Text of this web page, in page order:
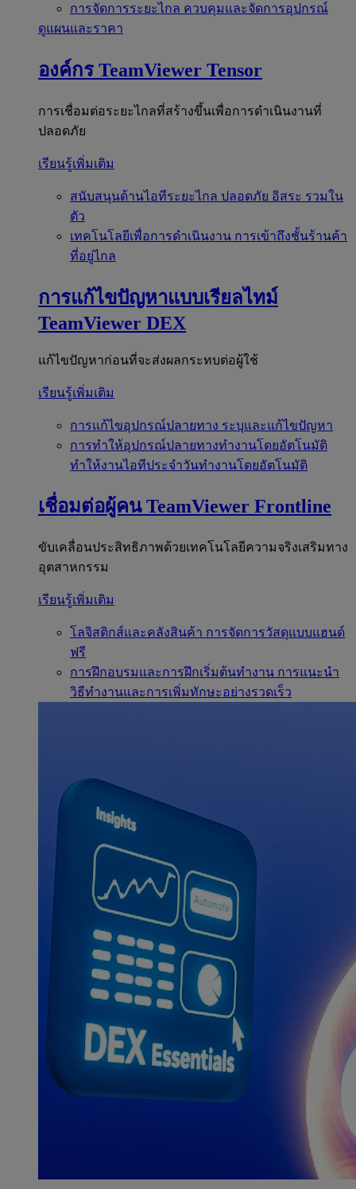
การจัดการระยะไกล ควบคุมและจัดการอุปกรณ์
ดูแผนและราคา
องค์กร TeamViewer Tensor
การเชื่อมต่อระยะไกลที่สร้างขึ้นเพื่อการดำเนินงานที่
ปลอดภัย
เรียนรู้เพิ่มเติม
สนับสนุนด้านไอทีระยะไกล ปลอดภัย อิสระ รวมใน
ตัว
เทคโนโลยีเพื่อการดำเนินงาน การเข้าถึงชั้นร้านค้า
ที่อยู่ไกล
การแก้ไขปัญหาแบบเรียลไทม์
TeamViewer DEX
แก้ไขปัญหาก่อนที่จะส่งผลกระทบต่อผู้ใช้
เรียนรู้เพิ่มเติม
การแก้ไขอุปกรณ์ปลายทาง ระบุและแก้ไขปัญหา
การทำให้อุปกรณ์ปลายทางทำงานโดยอัตโนมัติ
ทำให้งานไอทีประจำวันทำงานโดยอัตโนมัติ
เชื่อมต่อผู้คน TeamViewer Frontline
ขับเคลื่อนประสิทธิภาพด้วยเทคโนโลยีความจริงเสริมทาง
อุตสาหกรรม
เรียนรู้เพิ่มเติม
โลจิสติกส์และคลังสินค้า การจัดการวัสดุแบบแฮนด์
ฟรี
การฝึกอบรมและการฝึกเริ่มต้นทำงาน การแนะนำ
วิธีทำงานและการเพิ่มทักษะอย่างรวดเร็ว